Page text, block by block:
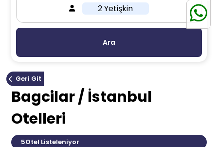
2 Yetişkin
Ara
Geri Git
Bagcilar / İstanbul
Otelleri
5Otel Listeleniyor